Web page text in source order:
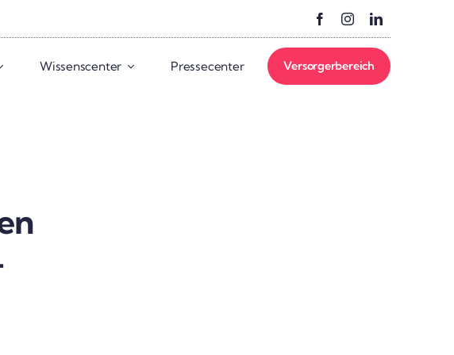
Infor­ma­tionen zur EmpCo-Richt­linie und TOP-Lokal­ver­sorger jetzt veröf­fent­licht! –
Wissen­s­center Pres­se­center Versor­ger­be­reich